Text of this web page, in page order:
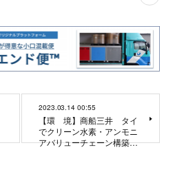
2023.03.14 00:55
【環 境】商船三井 タイ
でクリーン水素・アンモニ
アバリューチェーン構築…